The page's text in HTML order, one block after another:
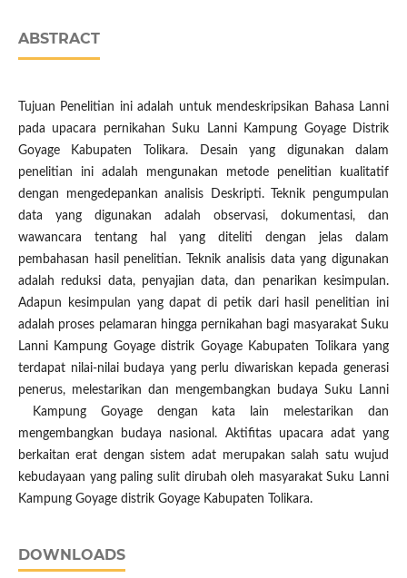
ABSTRACT
Tujuan Penelitian ini adalah untuk mendeskripsikan Bahasa Lanni
pada upacara pernikahan Suku Lanni Kampung Goyage Distrik
Goyage Kabupaten Tolikara. Desain yang digunakan dalam
penelitian ini adalah mengunakan metode penelitian kualitatif
dengan mengedepankan analisis Deskripti. Teknik pengumpulan
data yang digunakan adalah observasi, dokumentasi, dan
wawancara tentang hal yang diteliti dengan jelas dalam
pembahasan hasil penelitian. Teknik analisis data yang digunakan
adalah reduksi data, penyajian data, dan penarikan kesimpulan.
Adapun kesimpulan yang dapat di petik dari hasil penelitian ini
adalah proses pelamaran hingga pernikahan bagi masyarakat Suku
Lanni Kampung Goyage distrik Goyage Kabupaten Tolikara yang
terdapat nilai-nilai budaya yang perlu diwariskan kepada generasi
penerus, melestarikan dan mengembangkan budaya Suku Lanni
Kampung Goyage dengan kata lain melestarikan dan
mengembangkan budaya nasional. Aktifitas upacara adat yang
berkaitan erat dengan sistem adat merupakan salah satu wujud
kebudayaan yang paling sulit dirubah oleh masyarakat Suku Lanni
Kampung Goyage distrik Goyage Kabupaten Tolikara.
DOWNLOADS